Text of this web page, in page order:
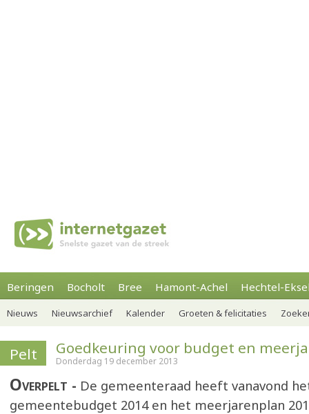
Beringen Bocholt Bree Hamont-Achel Hechtel-
Nieuws Nieuwsarchief Kalender Groeten & felicitaties
Pelt Goedkeuring voor budget en
Donderdag 19 december 2013
Overpelt
De gemeenteraad heeft vanavond
gemeentebudget 2014 en het meerjarenplan